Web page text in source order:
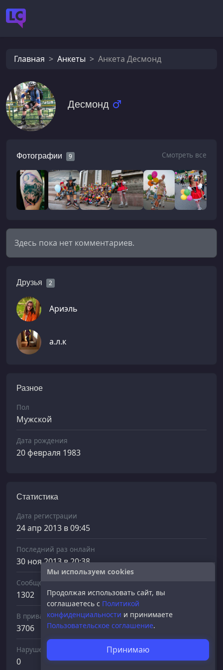
Главная Анкеты Анкета Десмонд
Десмонд
Фотографии 9 Смотреть все
Здесь пока нет комментариев.
Друзья 2
Ариэль
а.л.к
Разное
Пол
Мужской
Дата рождения
20 февраля 1983
Статистика
Дата регистрации
24 апр 2013 в 09:45
Последний раз онлайн
30 ноя 2013 в 20:38
Сообщений отправлено
1302
В приват
3706
Нарушений
0
Мы используем cookies
Продолжая использовать сайт, вы
соглашаетесь с Политикой
конфиденциальности и принимаете
Пользовательское соглашение.
Принимаю